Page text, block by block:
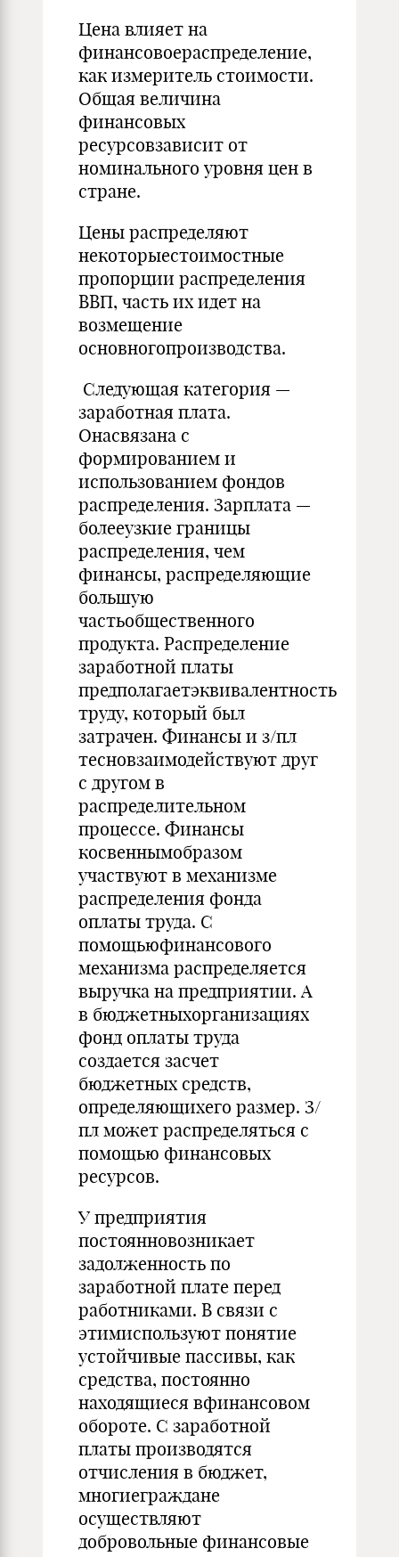
Цена влияет на
финансовоераспределение,
как измеритель стоимости.
Общая величина
финансовых
ресурсовзависит от
номинального уровня цен в
стране.
Цены распределяют
некоторыестоимостные
пропорции распределения
ВВП, часть их идет на
возмещение
основногопроизводства.
Следующая категория —
заработная плата.
Онасвязана с
формированием и
использованием фондов
распределения. Зарплата —
болееузкие границы
распределения, чем
финансы, распределяющие
большую
частьобщественного
продукта. Распределение
заработной платы
предполагаетэквивалентность
труду, который был
затрачен. Финансы и з/пл
тесновзаимодействуют друг
с другом в
распределительном
процессе. Финансы
косвеннымобразом
участвуют в механизме
распределения фонда
оплаты труда. С
помощьюфинансового
механизма распределяется
выручка на предприятии. А
в бюджетныхорганизациях
фонд оплаты труда
создается засчет
бюджетных средств,
определяющихего размер. З/
пл может распределяться с
помощью финансовых
ресурсов.
У предприятия
постоянновозникает
задолженность по
заработной плате перед
работниками. В связи с
этимиспользуют понятие
устойчивые пассивы, как
средства, постоянно
находящиеся вфинансовом
обороте. С заработной
платы производятся
отчисления в бюджет,
многиеграждане
осуществляют
добровольные финансовые